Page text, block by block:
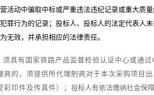
活动中骗取中标或严重违法违纪记录或重大质量
罪行为的记录； 投标人、投标人的法定代表人
无效，并承担相应的法律责任。
须具有国家铁路产品监督检验认证中心或通过
商的，须提供所代理制商对于本次采购项目
印件及传真件）
； 投标人有依法缴纳社会保